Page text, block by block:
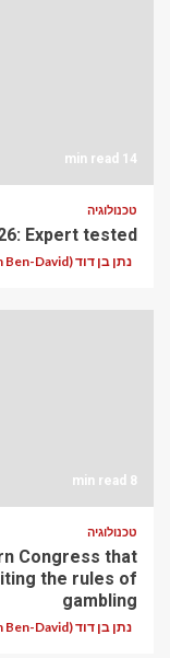
14 min read
טכנולוגיה
Expert tested
נתן בן דוד (Natan Ben-David)
8 min read
טכנולוגיה
Congress that
the rules of
gambling
נתן בן דוד (Natan Ben-David)